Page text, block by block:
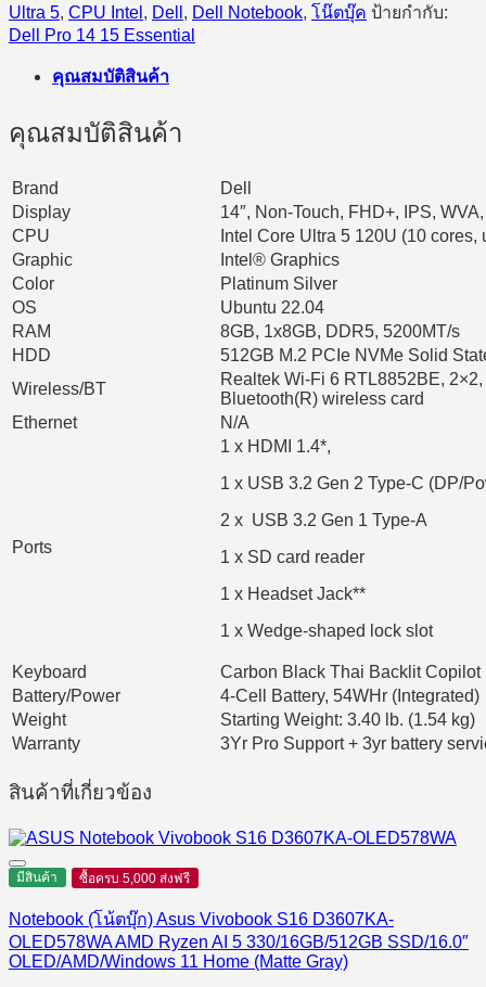
Ultra 5, CPU Intel , Dell , Dell Notebook, โน๊ตบุ๊ค ป้ายกำกับ:
Dell Pro 14 15 Essential
คุณสมบัติสินค้า
คุณสมบัติสินค้า
Brand
Dell
Display
14″, Non-Touch, FHD+, IPS,
CPU
Intel Core Ultra 5 120U (10 cores,
Graphic
Intel® Graphics
Color
Platinum Silver
OS
Ubuntu 22.04
RAM
8GB, 1x8GB, DDR5, 5200MT/s
HDD
512GB M.2 PCIe NVMe Solid
Wireless/BT
Realtek Wi-Fi 6 RTL8852BE,
Bluetooth(R) wireless card
Ethernet
N/A
Ports
1 x HDMI 1.4*,
1 x USB 3.2 Gen 2 Type-C (DP/
2 x USB 3.2 Gen 1 Type-A
1 x SD card reader
1 x Headset Jack**
1 x Wedge-shaped lock slot
Keyboard
Carbon Black Thai Backlit Copilot
Battery/Power
4-Cell Battery, 54WHr
Weight
Starting Weight: 3.40 lb. (1.54 kg)
Warranty
3Yr Pro Support + 3yr battery
สินค้าที่เกี่ยวข้อง
มีสินค้า ซื้อครบ 5,000 ส่งฟรี
Notebook (โน้ตบุ๊ก) Asus Vivobook S16 D3607KA-
OLED578WA AMD Ryzen AI 5 330/16GB/512GB SSD/16.0″
OLED/AMD/Windows 11 Home (Matte Gray)